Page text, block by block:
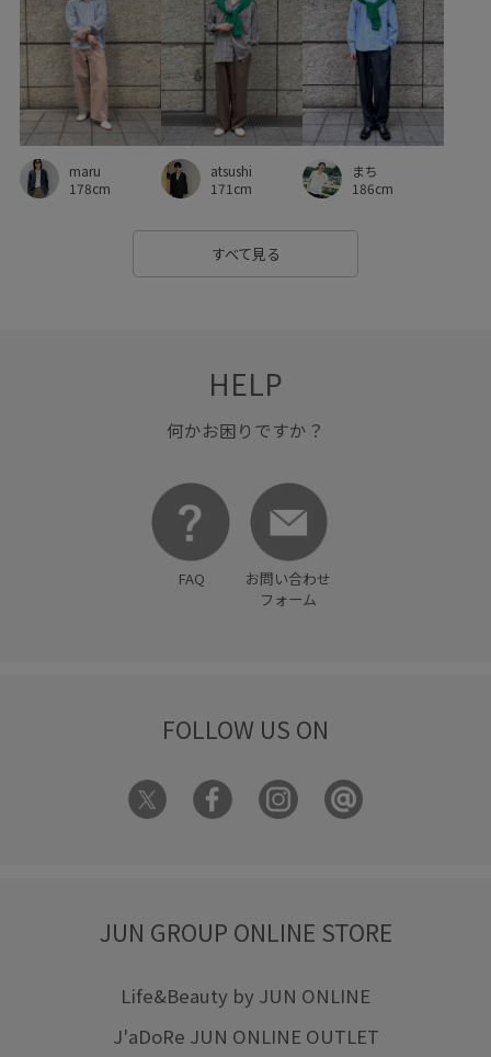
maru
178cm
atsushi
171cm
まち
186cm
すべて見る
HELP
何かお困りですか？
FAQ
お問い合わせ
フォーム
FOLLOW US ON
JUN GROUP ONLINE STORE
Life&Beauty by JUN ONLINE
J'aDoRe JUN ONLINE OUTLET